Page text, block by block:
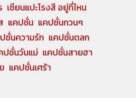
เซียนแปะโรงสี อยู่ที่ไหน
แคปชั่น แคปชั่นกวนๆ
ชั่นความรัก แคปชั่นตลก
ปชั่นวันแม่ แคปชั่นสายฮา
แคปชั่นเศร้า